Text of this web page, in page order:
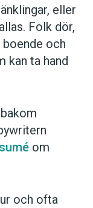
eller
Folk dör,
och
kan ta hand
om
och ofta